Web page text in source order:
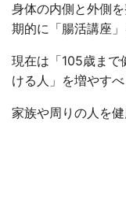
身体の内側と外側
期的に「腸活講座」
現在は「105歳まで
ける人」を増やすべ
家族や周りの人を健